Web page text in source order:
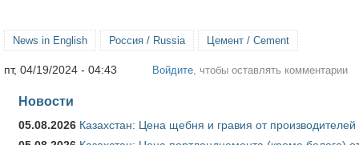
News in English Россия / Russia Цемент / Cement
пт, 04/19/2024 - 04:43 Войдите , чтобы оставлять комментарии
Новости
05.08.2026 Казахстан: Цена щебня и гравия от